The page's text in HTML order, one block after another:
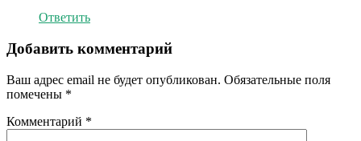
Ответить
Добавить комментарий
Ваш адрес email не будет опубликован. Обязательные поля
помечены *
Комментарий *